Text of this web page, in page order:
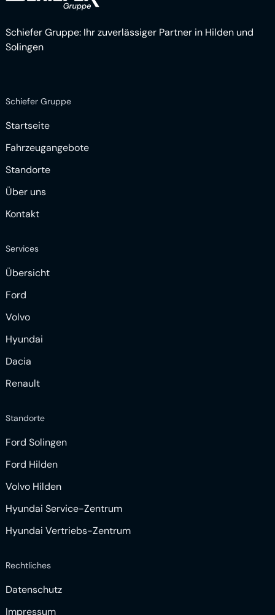
Schiefer Gruppe: Ihr zuverlässiger Partner in Hilden und
Solingen
Schiefer Gruppe
Startseite
Fahrzeugangebote
Standorte
Über uns
Kontakt
Services
Übersicht
Ford
Volvo
Hyundai
Dacia
Renault
Standorte
Ford Solingen
Ford Hilden
Volvo Hilden
Hyundai Service-Zentrum
Hyundai Vertriebs-Zentrum
Rechtliches
Datenschutz
Impressum